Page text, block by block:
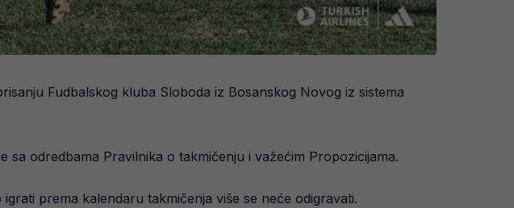
Fudbalskog kluba Sloboda iz Bosanskog Novog iz sistema
odredbama Pravilnika o takmičenju i važećim Propozicijama.
prema kalendaru takmičenja više se neće odigravati.